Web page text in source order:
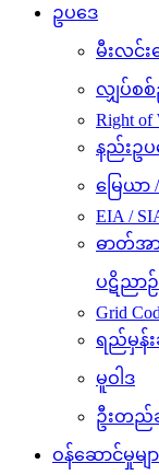
ဥပဒေ
မီးလင်
လျှပ်စစ်
Right of
နည်းဥပ
မြေယာ
EIA /
ဓာတ်အာ
ပဋိညာဉ်
Grid
ရည်မှန်း
မူဝါဒ
ဦးတည်
ဝန်ဆောင်မှုမျာ